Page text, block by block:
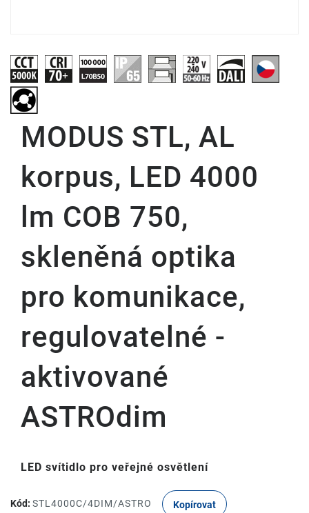
MODUS STL, AL
korpus, LED 4000
lm COB 750,
skleněná optika
pro komunikace,
regulovatelné -
aktivované
ASTROdim
LED svítidlo pro veřejné osvětlení
Kód: STL4000C/4DIM/ASTRO Kopírovat